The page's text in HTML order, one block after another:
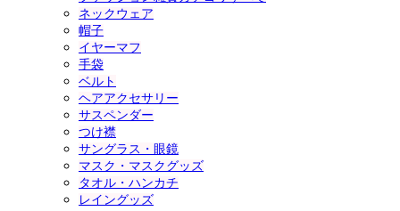
ネックウェア
帽子
イヤーマフ
手袋
ベルト
ヘアアクセサリー
サスペンダー
つけ襟
サングラス・眼鏡
マスク・マスクグッズ
タオル・ハンカチ
レイングッズ